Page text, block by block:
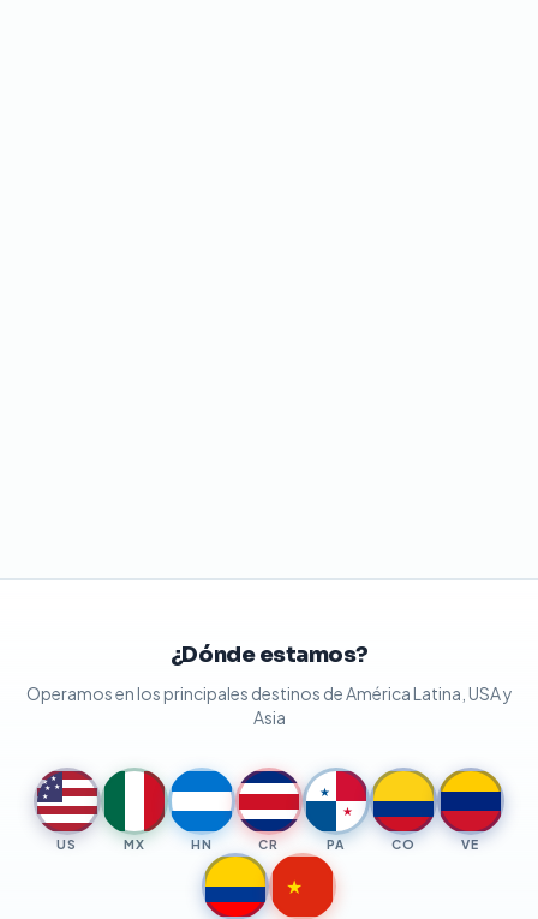
¿Dónde estamos?
Operamos en los principales destinos de América Latina, USA y
Asia
★ ★
★ ★
★
US MX HN CR
★
★
PA CO VE
★